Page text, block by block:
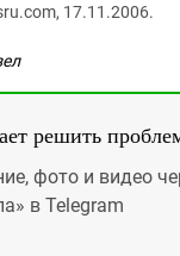
17.11.2006.
решить
фото и видео
в Telegram